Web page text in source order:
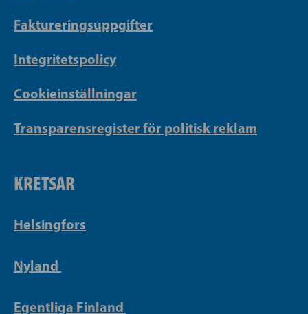
Faktureringsuppgifter
Integritetspolicy
Cookieinställningar
Transparensregister för politisk reklam
KRETSAR
Helsingfors
Nyland
Egentliga Finland